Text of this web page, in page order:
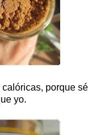
porque sé
yo.